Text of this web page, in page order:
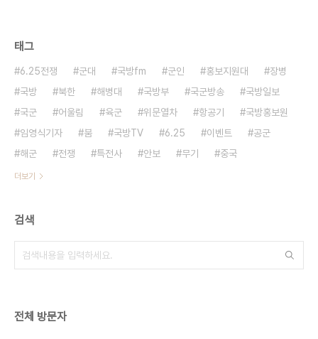
태그
6.25전쟁 군대 국방fm 군인 홍보지원대
장병
국방
북한 해병대 국방부 국군방송
국방일보
국군
어울림 육군 위문열차 항공기
국방홍보원
임영식기자
붐 국방TV 6.25 이벤트
공군
해군
전쟁 특전사 안보 무기 중국
더보기
검색
전체 방문자